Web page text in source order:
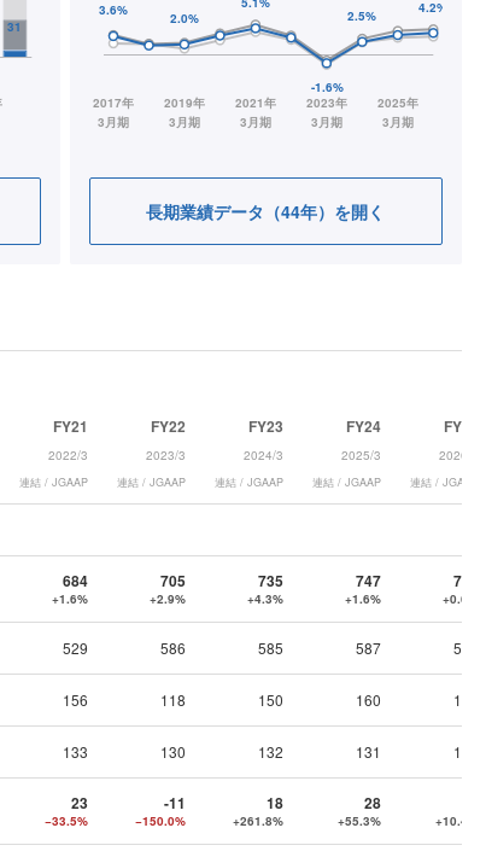
長期業績データ（44年）を開く
FY21
2022/3
連結 / JGAAP
FY22
2023/3
連結 / JGAAP
FY23
2024/3
連結 / JGAAP
FY24
2025/3
連結 / JGAAP
FY25
2026/3
連結 / JGAAP
684
+1.6%
705
+2.9%
735
+4.3%
747
+1.6%
751
+0.6%
529 586 585 587 589
156 118 150 160 161
133 130 132 131 130
23
−33.5%
-11
−150.0%
18
+261.8%
28
+55.3% +10.4%